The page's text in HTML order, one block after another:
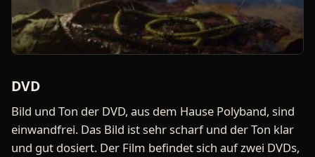
DVD
Bild und Ton der DVD, aus dem Hause Polyband, sind
einwandfrei. Das Bild ist sehr scharf und der Ton klar
und gut dosiert. Der Film befindet sich auf zwei DVDs,